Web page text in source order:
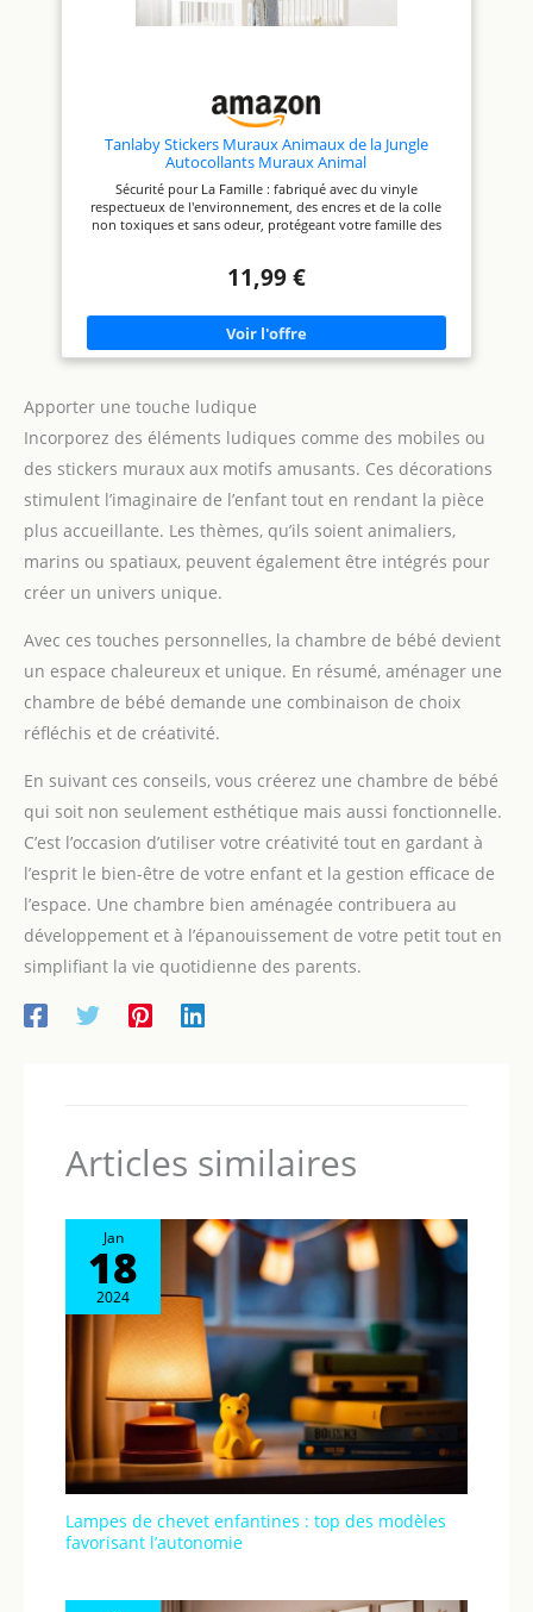
colorés, des accroches murales
Cet objet étant relativement
Tanlaby Stickers Muraux Animaux de la Jungle
Autocollants Muraux Animal
Sécurité pour La Famille : fabriqué avec du vinyle
respectueux de l'environnement, des encres et de la colle
non toxiques et sans odeur, protégeant votre famille des
aussi des feuilles vertes comme décoration. Décoller et Coller
carreaux, miroirs, fenêtres, amovible sans laisser de résidus et
n'endommagera pas les murs Il y a 2 feuilles, chaque taille :
30 cm × 90 cm. Parfait pour décorer votre chambre Si vous
n'êtes pas satisfait de nos produits ou avez des questions sur
11,99 €
Apporter une touche ludique
Incorporez des éléments ludiques comme des mobiles ou
des stickers muraux aux motifs amusants. Ces décorations
stimulent l’imaginaire de l’enfant tout en rendant la pièce
plus accueillante. Les thèmes, qu’ils soient animaliers,
marins ou spatiaux, peuvent également être intégrés pour
créer un univers unique.
Avec ces touches personnelles, la chambre de bébé devient
un espace chaleureux et unique. En résumé, aménager une
chambre de bébé demande une combinaison de choix
réfléchis et de créativité.
En suivant ces conseils, vous créerez une chambre de bébé
qui soit non seulement esthétique mais aussi fonctionnelle.
C’est l’occasion d’utiliser votre créativité tout en gardant à
l’esprit le bien-être de votre enfant et la gestion efficace de
l’espace. Une chambre bien aménagée contribuera au
développement et à l’épanouissement de votre petit tout en
simplifiant la vie quotidienne des parents.
Articles similaires
Jan
18
2024
Lampes de chevet enfantines : top des modèles
favorisant l’autonomie